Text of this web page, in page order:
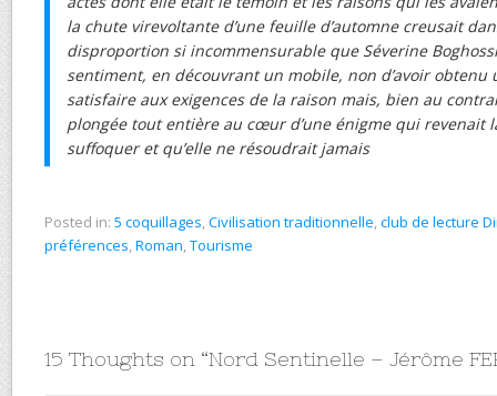
la chute virevoltante d’une feuille d’automne creusait
disproportion si incommensurable que Séverine
sentiment, en découvrant un mobile, non d’avoir
satisfaire aux exigences de la raison mais, bien au
plongée tout entière au cœur d’une énigme qui revenait
suffoquer et qu’elle ne résoudrait jamais
Posted in: 5 coquillages,Civilisation traditionnelle,club de lecture
préférences,Roman,Tourisme
15 Thoughts on “Nord Sentinelle – Jérôme